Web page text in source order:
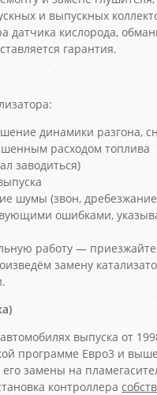
и выпускных
датчика кислорода,
гарантия.
динамики разгона,
расходом топлива
заводиться)
шумы (звон,
ошибками,
работу —
замену
выпуска от
программе Евро3 и
замены на
контроллера